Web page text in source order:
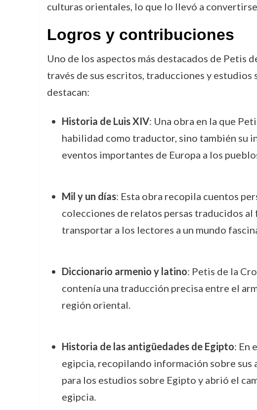
culturas orientales, lo que lo llevó a
Logros y contribuciones
Uno de los aspectos más destacados de Petis
través de sus escritos, traducciones y
destacan:
Historia de Luis XIV: Una obra en la que
habilidad como traductor, sino también su
eventos importantes de Europa a los
Mil y un días: Esta obra recopila cuentos
colecciones de relatos persas traducidos al
transportar a los lectores a un mundo
Diccionario armenio y latino: Petis de la
contenía una traducción precisa entre el
región oriental.
Historia de las antigüedades de Egipto: En
egipcia, recopilando información sobre
para los estudios sobre Egipto y abrió el
egipcia.